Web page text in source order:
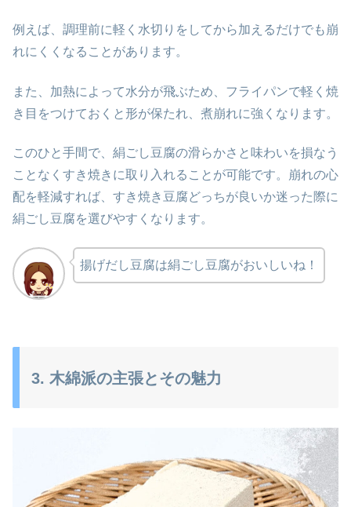
例えば、調理前に軽く水切りをしてから加えるだけでも崩
れにくくなることがあります。
また、加熱によって水分が飛ぶため、フライパンで軽く焼
き目をつけておくと形が保たれ、煮崩れに強くなります。
このひと手間で、絹ごし豆腐の滑らかさと味わいを損なう
ことなくすき焼きに取り入れることが可能です。崩れの心
配を軽減すれば、すき焼き豆腐どっちが良いか迷った際に
絹ごし豆腐を選びやすくなります。
揚げだし豆腐は絹ごし豆腐がおいしいね！
3. 木綿派の主張とその魅力